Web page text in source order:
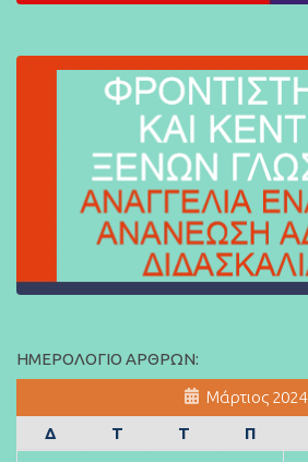
ΗΜΕΡΟΛΌΓΙΟ ΆΡΘΡΩΝ:
Μάρτιος 2024
Δ
Τ Τ Π